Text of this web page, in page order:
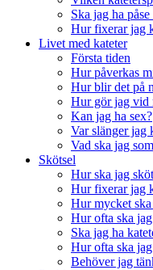
Ska jag ha
Hur fixerar jag
Livet med kateter
Första tiden
Hur påverkas
Hur blir det på
Hur gör jag vid
Kan jag ha sex?
Var slänger jag
Vad ska jag
Skötsel
Hur ska jag
Hur fixerar jag
Hur mycket
Hur ofta ska
Ska jag ha
Hur ofta ska
Behöver jag